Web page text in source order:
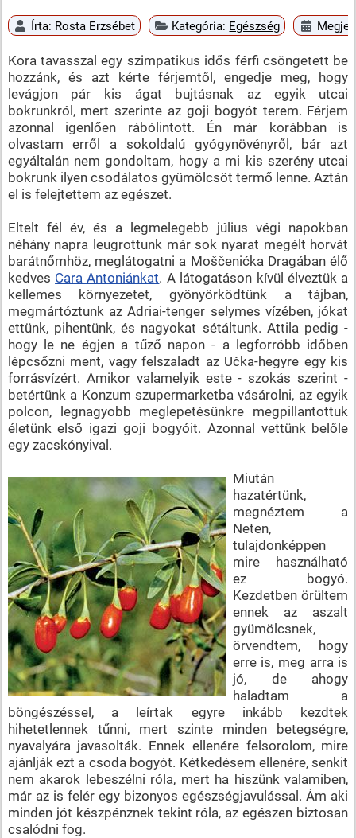
Írta: Rosta Erzsébet Kategória: Egészség
Kora tavasszal egy szimpatikus idős férfi csöngetett be
hozzánk, és azt kérte férjemtől, engedje meg, hogy
levágjon pár kis ágat bujtásnak az egyik utcai
bokrunkról, mert szerinte az goji bogyót terem. Férjem
azonnal igenlően rábólintott. Én már korábban is
olvastam erről a sokoldalú gyógynövényről, bár azt
egyáltalán nem gondoltam, hogy a mi kis szerény utcai
bokrunk ilyen csodálatos gyümölcsöt termő lenne. Aztán
el is felejtettem az egészet.
Eltelt fél év, és a legmelegebb július végi napokban
néhány napra leugrottunk már sok nyarat megélt horvát
barátnőmhöz, meglátogatni a Moščenićka Dragában élő
kedves Cara Antoniánkat. A látogatáson kívül élveztük a
kellemes környezetet, gyönyörködtünk a tájban,
megmártóztunk az Adriai-tenger selymes vízében, jókat
ettünk, pihentünk, és nagyokat sétáltunk. Attila pedig -
hogy le ne égjen a tűző napon - a legforróbb időben
lépcsőzni ment, vagy felszaladt az Učka-hegyre egy kis
forrásvízért. Amikor valamelyik este - szokás szerint -
betértünk a Konzum szupermarketba vásárolni, az egyik
polcon, legnagyobb meglepetésünkre megpillantottuk
életünk első igazi goji bogyóit. Azonnal vettünk belőle
egy zacskónyival.
Miután
hazatértünk,
megnéztem a
Neten,
tulajdonképpen
mire használható
ez bogyó.
Kezdetben örültem
ennek az aszalt
gyümölcsnek,
örvendtem, hogy
erre is, meg arra is
jó, de ahogy
haladtam a
böngészéssel, a leírtak egyre inkább kezdtek
hihetetlennek tűnni, mert szinte minden betegségre,
nyavalyára javasolták. Ennek ellenére felsorolom, mire
ajánlják ezt a csoda bogyót. Kétkedésem ellenére, senkit
nem akarok lebeszélni róla, mert ha hiszünk valamiben,
már az is felér egy bizonyos egészségjavulással. Ám aki
minden jót készpénznek tekint róla, az egészen biztosan
csalódni fog.